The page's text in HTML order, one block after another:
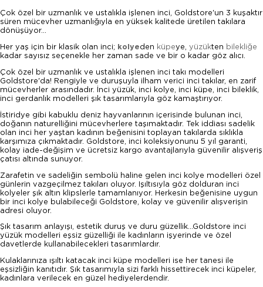
Çok özel bir uzmanlık ve ustalıkla işlenen inci, Goldstore'un 3 kuşaktır
süren mücevher uzmanlığıyla en yüksek kalitede üretilen takılara
dönüşüyor...
Her yaş için bir klasik olan inci; kolyeden küpeye, yüzükten bilekliğe
kadar sayısız seçenekle her zaman sade ve bir o kadar göz alıcı.
Çok özel bir uzmanlık ve ustalıkla işlenen inci takı modelleri
Goldstore'da! Rengiyle ve duruşuyla ilham verici inci takılar, en zarif
mücevherler arasındadır. İnci yüzük, inci kolye, inci küpe, inci bileklik,
inci gerdanlık modelleri şık tasarımlarıyla göz kamaştırıyor.
İstiridye gibi kabuklu deniz hayvanlarının içerisinde bulunan inci,
doğanın naturelliğini mücevherlere taşımaktadır. Tek iddiası sadelik
olan inci her yaştan kadının beğenisini toplayan takılarda sıklıkla
karşımıza çıkmaktadır. Goldstore, inci koleksiyonunu 5 yıl garanti,
kolay iade-değişim ve ücretsiz kargo avantajlarıyla güvenilir alışveriş
çatısı altında sunuyor.
Zarafetin ve sadeliğin sembolü haline gelen inci kolye modelleri özel
günlerin vazgeçilmez takıları oluyor. Işıltısıyla göz dolduran inci
kolyeler şık altın klipslerle tamamlanıyor. Herkesin beğenisine uygun
bir inci kolye bulabileceği Goldstore, kolay ve güvenilir alışverişin
adresi oluyor.
Şık tasarım anlayışı, estetik duruş ve duru güzellik...Goldstore inci
yüzük modelleri eşsiz güzelliği ile kadınların işyerinde ve özel
davetlerde kullanabilecekleri tasarımlardır.
Kulaklarınıza ışıltı katacak inci küpe modelleri ise her tanesi ile
eşsizliğin kanıtıdır. Şık tasarımıyla sizi farklı hissettirecek inci küpeler,
kadınlara verilecek en güzel hediyelerdendir.